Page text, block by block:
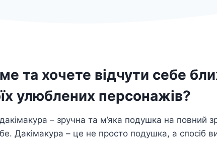
та хочете відчути себе
улюблених персонажів?
– зручна та м’яка подушка на повний
Дакімакура – це не просто подушка, а спосіб